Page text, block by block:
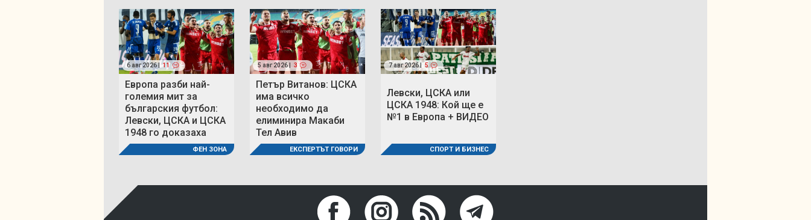
6 авг 2026 | 11
Европа разби най-
големия мит за
българския футбол:
Левски, ЦСКА и ЦСКА
1948 го доказаха
ФЕН ЗОНА
5 авг 2026 | 3
Петър Витанов: ЦСКА
има всичко
необходимо да
елиминира Макаби
Тел Авив
ЕКСПЕРТЪТ ГОВОРИ
7 авг 2026 | 5
Левски, ЦСКА или
ЦСКА 1948: Кой ще е
№1 в Европа + ВИДЕО
СПОРТ И БИЗНЕС